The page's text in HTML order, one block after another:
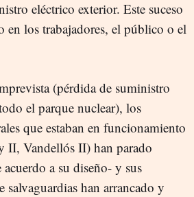
eléctrico exterior. Este suceso
en los trabajadores, el público o el
(pérdida de suministro
el parque nuclear), los
que estaban en funcionamiento
II, Vandellós II) han parado
a su diseño- y sus
salvaguardias han arrancado y